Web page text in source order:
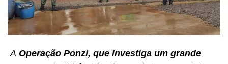
A Operação Ponzi, que investiga um grande